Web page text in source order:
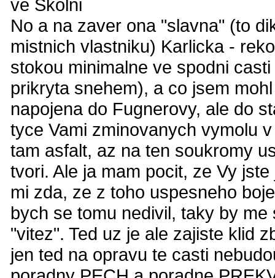
ve Skolni
No a na zaver ona "slavna" (to
mistnich vlastniku) Karlicka -
stokou minimalne ve spodni
prikryta snehem), a co jsem
napojena do Fugnerovy, ale do
tyce Vami zminovanych vymolu
tam asfalt, az na ten soukromy
tvori. Ale ja mam pocit, ze Vy
mi zda, ze z toho uspesneho
bych se tomu nedivil, taky by
"vitez". Ted uz je ale zajiste klid
jen ted na opravu te casti